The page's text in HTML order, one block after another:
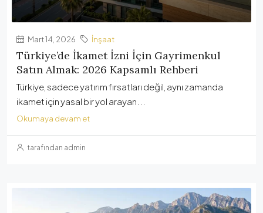
Mart 14, 2026 İnşaat
Türkiye’de İkamet İzni İçin Gayrimenkul
Satın Almak: 2026 Kapsamlı Rehberi
Türkiye, sadece yatırım fırsatları değil, aynı zamanda
ikamet için yasal bir yol arayan...
Okumaya devam et
tarafından admin